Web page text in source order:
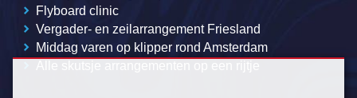
Flyboard clinic
Vergader- en zeilarrangement Friesland
Middag varen op klipper rond Amsterdam